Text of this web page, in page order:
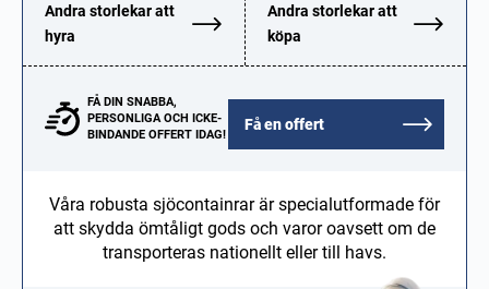
Andra storlekar att
hyra
Andra storlekar att
köpa
Få en offert
FÅ DIN SNABBA,
PERSONLIGA OCH ICKE-
BINDANDE OFFERT IDAG!
Våra robusta sjöcontainrar är specialutformade för
att skydda ömtåligt gods och varor oavsett om de
transporteras nationellt eller till havs.